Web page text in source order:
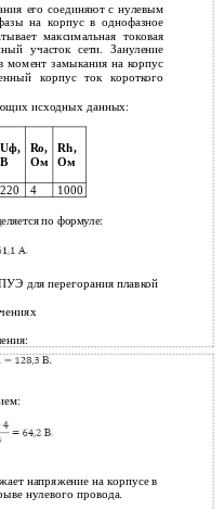
его соединяют с нулевым
на корпус в однофазное
максимальная токовая
участок сети. Зануление
момент замыкания на корпус
корпус ток короткого
исходных данных:
Uф, Rо,
Rh,
В Ом
Ом
220 4 1000
по формуле:
для перегорания плавкой
напряжение на корпусе в
нулевого провода.